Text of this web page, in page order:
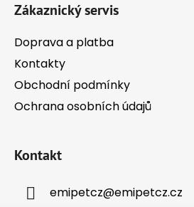
Zákaznický servis
Doprava a platba
Kontakty
Obchodní podmínky
Ochrana osobních údajů
Kontakt
emipetcz@emipetcz.cz